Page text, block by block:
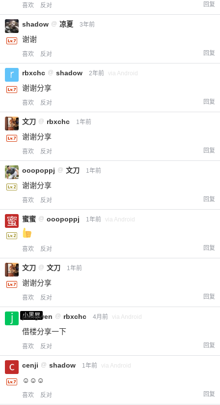
喜欢 反对 回复
shadow @ 凉夏 3年前
谢谢
喜欢 反对 回复
rbxchc @ shadow 2年前 via Android
谢谢分享
喜欢 反对 回复
文刀 @ rbxchc 1年前
谢谢分享
喜欢 反对 回复
ooopoppj @ 文刀 1年前
谢谢分享
喜欢 反对 回复
蜜蜜 @ ooopoppj 1年前 via Android
喜欢 反对 回复
文刀 @ 文刀 1年前
谢谢分享
喜欢 反对 回复
小黑屋
jiangwen @ rbxchc 4月前 via Android
借楼分享一下
喜欢 反对 回复
cenji @ shadow 1年前 via Android
☺️☺️☺️
喜欢 反对 回复